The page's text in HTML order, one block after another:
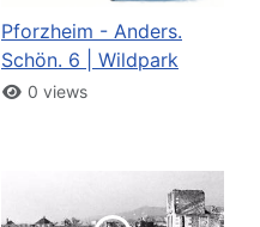
Pforzheim - Anders.
Schön. 6 | Wildpark
0 views